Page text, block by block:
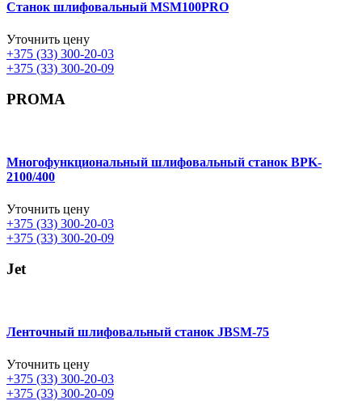
Станок шлифовальный MSM100PRO
Уточнить цену
+375 (33) 300-20-03
+375 (33) 300-20-09
PROMA
Многофункциональный шлифовальный станок BPK-
2100/400
Уточнить цену
+375 (33) 300-20-03
+375 (33) 300-20-09
Jet
Ленточный шлифовальный станок JBSM-75
Уточнить цену
+375 (33) 300-20-03
+375 (33) 300-20-09